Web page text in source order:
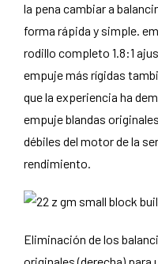
la pena cambiar a
forma rápida y simple.
rodillo completo 1.8:1
empuje más rígidas
que la experiencia ha
empuje blandas
débiles del motor de la
rendimiento.
Eliminación de los